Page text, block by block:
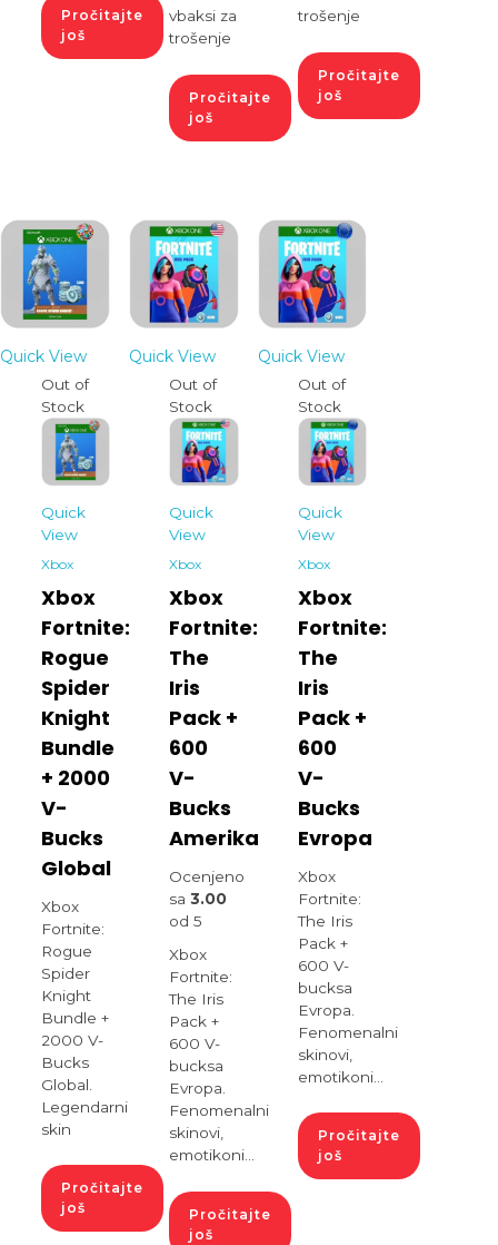
Pročitajte
još
vbaksi za
trošenje
Pročitajte
još
trošenje
Pročitajte
još
Quick View
Out of
Stock
Quick
View
Xbox
Xbox
Fortnite:
Rogue
Spider
Knight
Bundle
+ 2000
V-
Bucks
Global
Xbox
Fortnite:
Rogue
Spider
Knight
Bundle +
2000 V-
Bucks
Global.
Legendarni
skin
Pročitajte
još
Quick View
Out of
Stock
Quick
View
Xbox
Xbox
Fortnite:
The
Iris
Pack +
600
V-
Bucks
Amerika
Ocenjeno
sa3.00
od 5
Xbox
Fortnite:
The Iris
Pack +
600 V-
bucksa
Evropa.
Fenomenalni
skinovi,
emotikoni...
Pročitajte
još
Quick View
Out of
Stock
Quick
View
Xbox
Xbox
Fortnite:
The
Iris
Pack +
600
V-
Bucks
Evropa
Xbox
Fortnite:
The Iris
Pack +
600 V-
bucksa
Evropa.
Fenomenalni
skinovi,
emotikoni...
Pročitajte
još